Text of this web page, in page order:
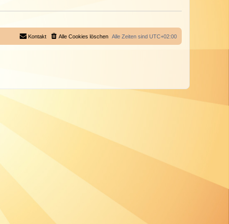
Alle Zeiten sind UTC+02:00
Alle Cookies löschen
Kontakt